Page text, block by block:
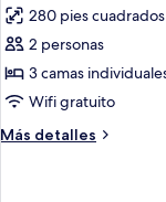
las
fotos
de
Habitación
triple
familiar
280 pies cuadrados
2 personas
3 camas
Wifi gratuito
Más detalles
Más